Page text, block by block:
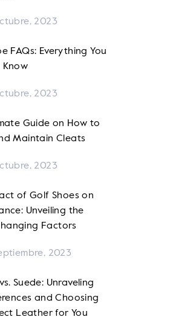
2023
FAQs: Everything You
Know
2023
Guide on How to
Maintain Cleats
2023
of Golf Shoes on
Unveiling the
Factors
2023
Suede: Unraveling
and Choosing
Leather for You